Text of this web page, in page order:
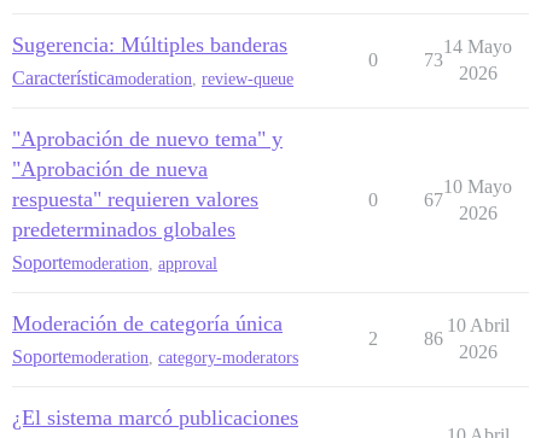
Sugerencia: Múltiples banderas
Característicamoderation review-queue
0 73
14 Mayo
2026
"Aprobación de nuevo tema" y
"Aprobación de nueva
respuesta" requieren valores
predeterminados globales
Soportemoderation approval
0 67
10 Mayo
2026
Moderación de categoría única
Soportemoderation category-moderators
2 86
10 Abril
2026
¿El sistema marcó publicaciones